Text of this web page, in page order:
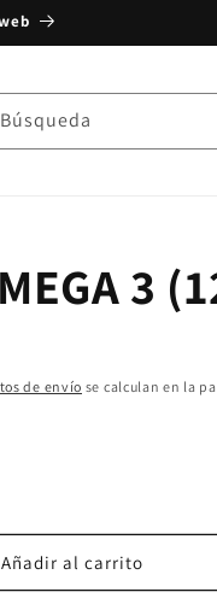
Búsqueda
3
de envío se calculan en la
para SUPER OMEGA
cantidad para
Añadir al carrito